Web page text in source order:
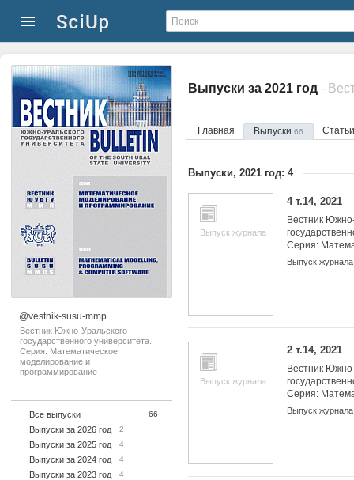
@vestnik-susu-mmp
Вестник Южно-Уральского
государственного университета.
Серия: Математическое
моделирование и
программирование
Все выпуски 66
Выпуски за 2026 год 2
Выпуски за 2025 год 4
Выпуски за 2024 год 4
Выпуски за 2023 год 4
Выпуски за 2021 год
Главная Выпуски 66
Выпуски, 2021 год: 4
Выпуск журнала
4 т.14, 2021
Вестник
Серия:
Выпуск журнала
Выпуск журнала
2 т.14, 2021
Вестник
Серия:
Выпуск журнала